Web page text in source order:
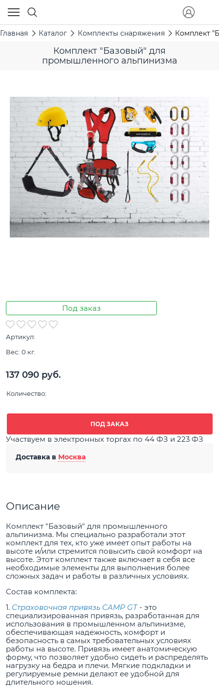
Главная Каталог Комплекты снаряжения Комплект
Комплект "Базовый" для
промышленного альпинизма
Под заказ
Артикул:
Вес: 0 кг.
137 090 руб.
Количество:
ПОД ЗАКАЗ
Участвуем в электронных торгах по 44 ФЗ и 223 ФЗ
Доставка в Москва
Описание
Комплект "Базовый" для промышленного
альпинизма. Мы специально разработали этот
комплект для тех, кто уже имеет опыт работы на
высоте и/или стремится повысить свой комфорт на
высоте. Этот комплект также включает в себя все
необходимые элементы для выполнения более
сложных задач и работы в различных условиях.
Состав комплекта:
1. Страховочная привязь CAMP GT - это
специализированная привязь, разработанная для
использования в промышленном альпинизме,
обеспечивающая надежность, комфорт и
безопасность в самых требовательных условиях
работы на высоте. Привязь имеет анатомическую
форму, что позволяет удобно сидеть и распределять
нагрузку на бедра и плечи. Мягкие подкладки и
регулируемые ремни делают ее удобной для
длительного ношения.